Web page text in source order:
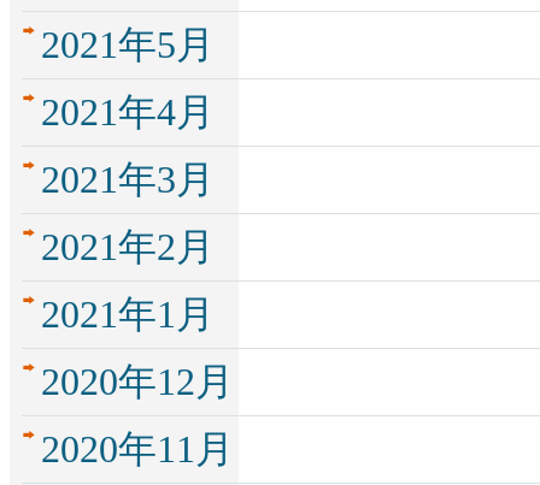
2021年5月
2021年4月
2021年3月
2021年2月
2021年1月
2020年12月
2020年11月